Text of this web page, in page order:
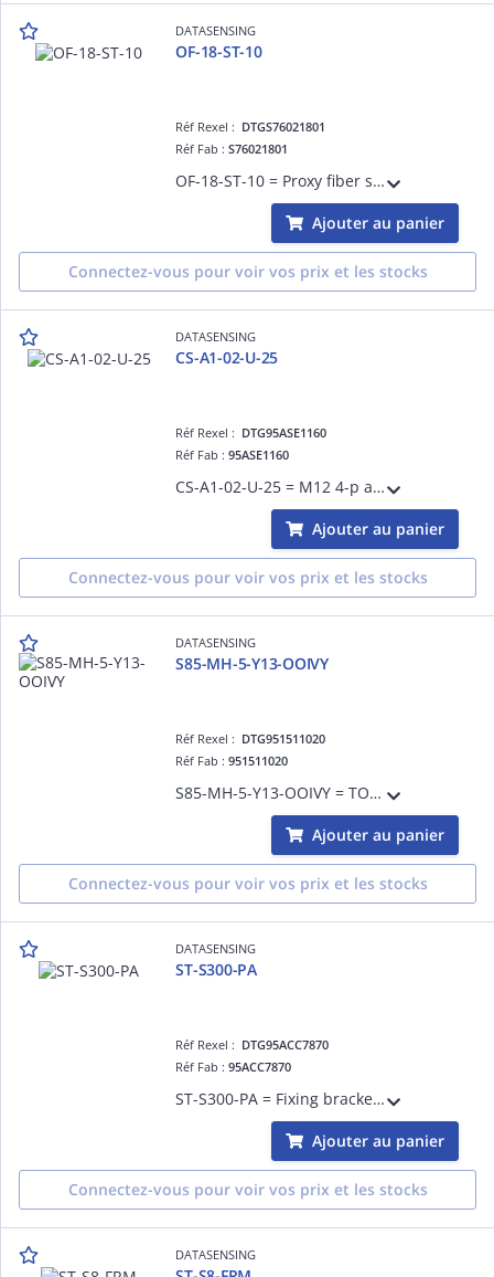
DATASENSING
OF-18-ST-10
Réf Rexel : DTGS76021801
Réf Fab :S76021801
OF-18-ST-10 = Proxy fiber standard 1mt. m6x1mm.
Ajouter au panier
Connectez-vous pour voir vos prix et les stocks
DATASENSING
CS-A1-02-U-25
Réf Rexel : DTG95ASE1160
Réf Fab :95ASE1160
CS-A1-02-U-25 = M12 4-p axial 25m UL 2464
Ajouter au panier
Connectez-vous pour voir vos prix et les stocks
DATASENSING
S85-MH-5-Y13-OOIVY
Réf Rexel : DTG951511020
Réf Fab :951511020
S85-MH-5-Y13-OOIVY = TOF distance sensor 20m - analogue/RS485 - whith display - M12 8p
Ajouter au panier
Connectez-vous pour voir vos prix et les stocks
DATASENSING
ST-S300-PA
Réf Rexel : DTG95ACC7870
Réf Fab :95ACC7870
ST-S300-PA = Fixing bracket S300
Ajouter au panier
Connectez-vous pour voir vos prix et les stocks
DATASENSING